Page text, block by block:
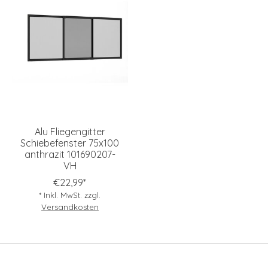
Alu Fliegengitter
Schiebefenster 75x100
anthrazit 101690207-
VH
€22,99*
* Inkl. MwSt. zzgl.
Versandkosten